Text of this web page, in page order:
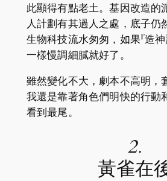
此顯得有點老土。基因改造的
人計劃有其過人之處，底子仍
生物科技流水匆匆，如果『造神
一樣慢調細膩就好了。
雖然變化不大，劇本不高明，
我還是靠著角色們明快的行動
看到最尾。
2.
黃雀在